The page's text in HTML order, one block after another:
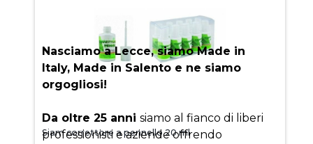
Siam correttore a pennello 20 ml
SUCCESSO
Nasciamo a Lecce, siamo Made in
Italy, Made in Salento e ne siamo
orgogliosi!
Da oltre 25 anni siamo al fianco di liberi
professionisti e aziende offrendo